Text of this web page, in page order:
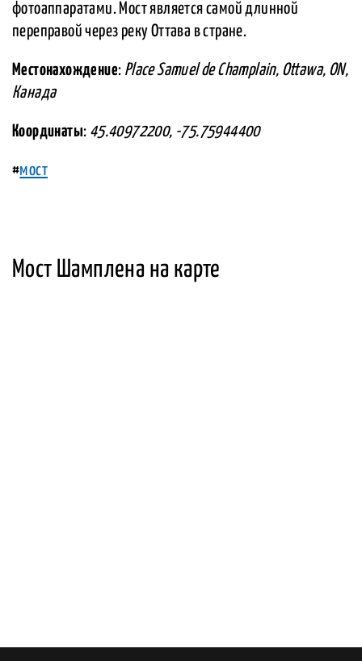
фотоаппаратами. Мост является самой длинной
переправой через реку Оттава в стране.
Местонахождение: Place Samuel de Champlain, Ottawa, ON,
Канада
Координаты: 45.40972200, -75.75944400
#мост
Мост Шамплена на карте